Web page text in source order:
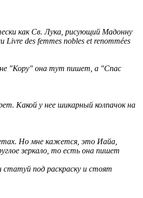
как Св. Лука, рисующий Мадонну
Livre des femmes nobles et renommées
"Кору" она тут пишет, а "Спас
Какой у нее шикарный колпачок на
Но мне кажется, это Иайа,
зеркало, то есть она пишет
под раскраску и стоят